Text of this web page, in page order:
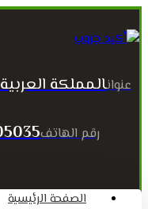
عنوانالمملكة
رقم الهاتف
الصفحة الرئيسية